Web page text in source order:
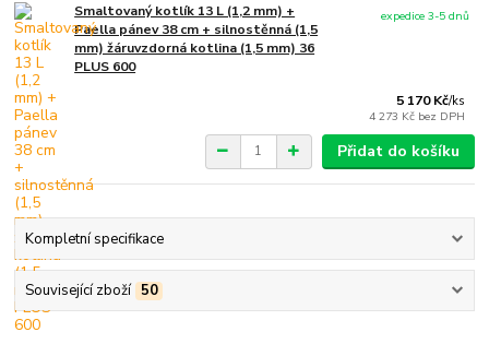
Smaltovaný kotlík 13 L (1,2 mm) +
Paella pánev 38 cm + silnostěnná (1,5
mm) žáruvzdorná kotlina (1,5 mm) 36
PLUS 600
5 170 Kč/ks
4 273 Kč bez DPH
expedice 3-5 dnů
Přidat do košíku
Kompletní specifikace
Související zboží 50